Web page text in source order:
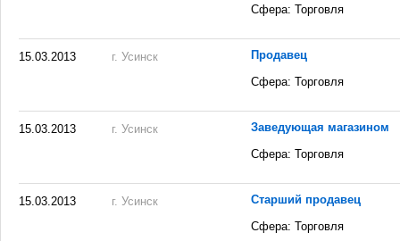
Сфера: Торговля
15.03.2013 г. Усинск
Продавец
Сфера: Торговля
15.03.2013 г. Усинск
Заведующая магазином
Сфера: Торговля
15.03.2013 г. Усинск
Старший продавец
Сфера: Торговля